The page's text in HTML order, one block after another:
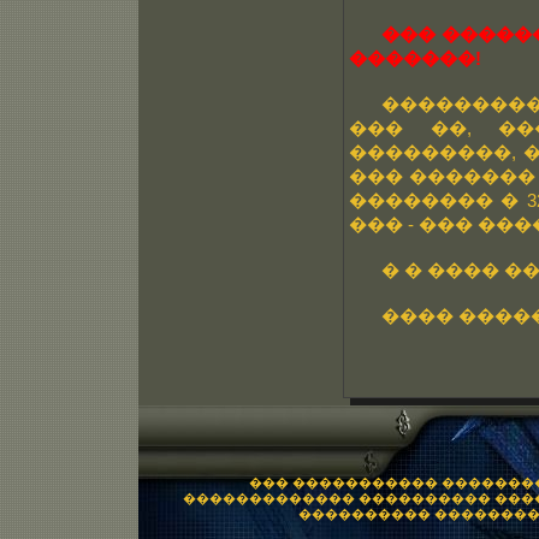
���
�������!
��� ��,
���������,
��� �������
�������� �
��� - ���
� � ����
����
��� �����������
������������� ����������
����������